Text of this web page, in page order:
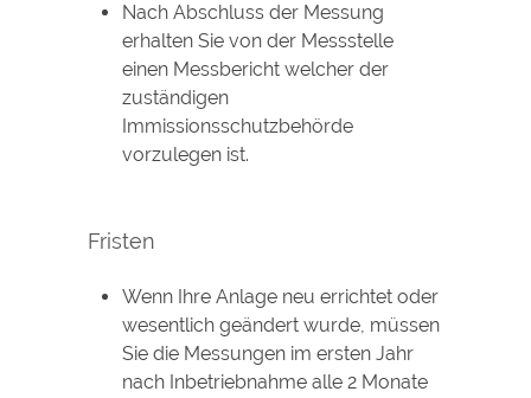
Nach Abschluss der Messung
erhalten Sie von der Messstelle
einen Messbericht welcher der
zuständigen
Immissionsschutzbehörde
vorzulegen ist.
Fristen
Wenn Ihre Anlage neu errichtet oder
wesentlich geändert wurde, müssen
Sie die Messungen im ersten Jahr
nach Inbetriebnahme alle 2 Monate